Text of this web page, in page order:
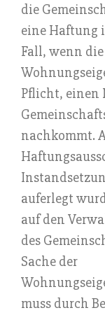
die
eine Haftung
Fall, wenn die
Pflicht, einen
nachkommt.
auferlegt
auf den
des
Sache der
muss durch